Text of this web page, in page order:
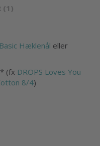
(1)
Hæklenål eller
(fx DROPS Loves You
8/4)